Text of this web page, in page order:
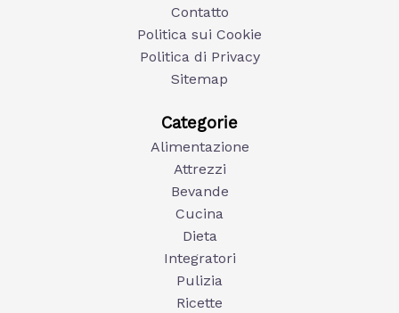
Contatto
Politica sui Cookie
Politica di Privacy
Sitemap
Categorie
Alimentazione
Attrezzi
Bevande
Cucina
Dieta
Integratori
Pulizia
Ricette